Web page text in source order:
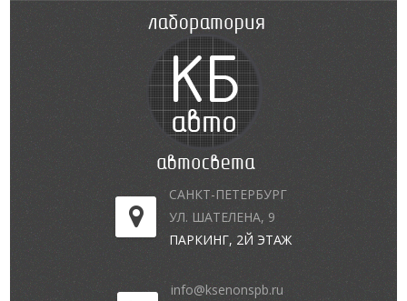
САНКТ-ПЕТЕРБУРГ
УЛ. ШАТЕЛЕНА, 9
ПАРКИНГ, 2Й ЭТАЖ
info@ksenonspb.ru